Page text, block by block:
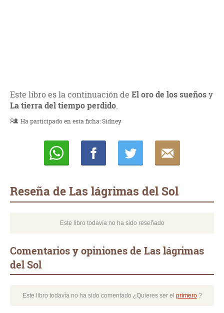
Este libro es la continuación de El oro de los sueñosy
La tierra del tiempo perdido.
Ha participado en esta ficha:Sidney
Reseña de Las lágrimas del Sol
Este libro todavía no ha sido reseñado
Comentarios y opiniones de Las lágrimas
del Sol
Este libro todavía no ha sido comentado ¿Quieres ser el primero?